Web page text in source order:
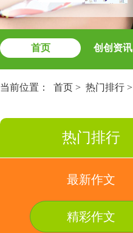
首页 创创资讯
当前位置： 首页 > 热门排行 >
热门排行
最新作文
精彩作文